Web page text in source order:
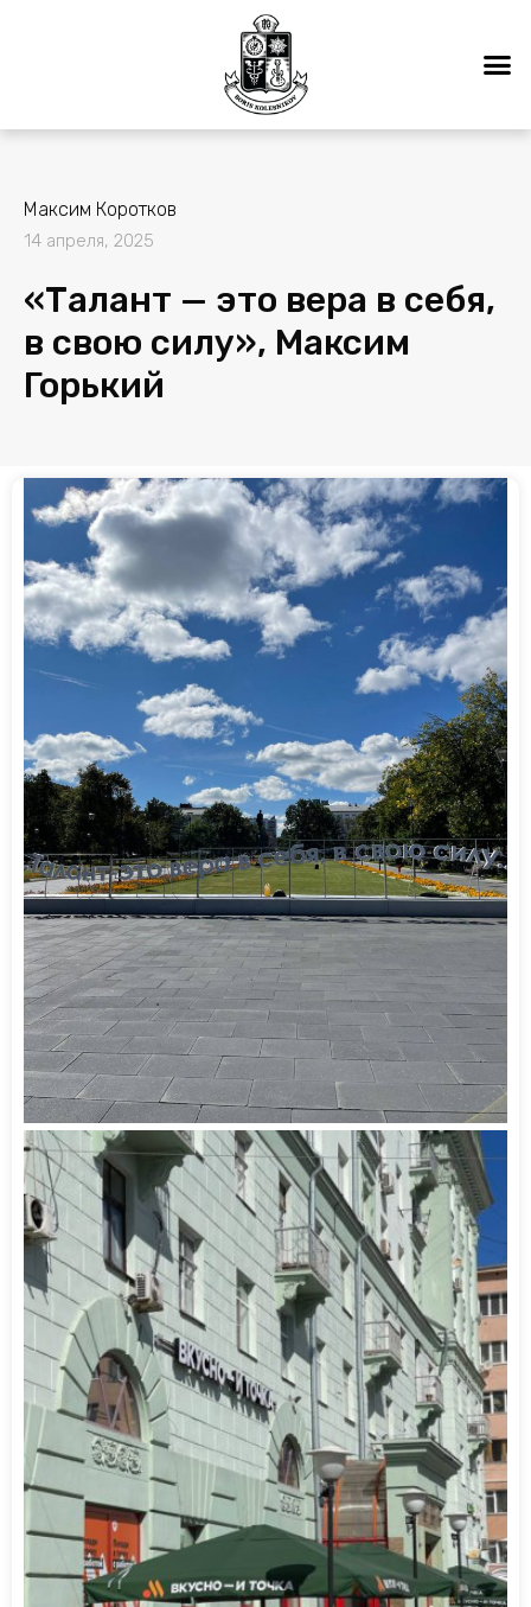
Максим Коротков
14 апреля, 2025
«Талант — это вера в себя,
в свою силу», Максим
Горький